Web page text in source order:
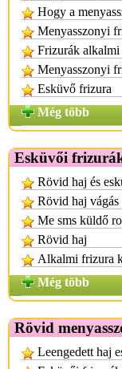
Hogy a
Menyasszonyi
Frizurák alkalmi
Menyasszonyi
Esküvő frizura
Még több
Esküvői
Rövid haj és
Rövid haj vágás
Me sms küldő
Rövid haj
Alkalmi frizura
Még több
Rövid
Leengedett haj